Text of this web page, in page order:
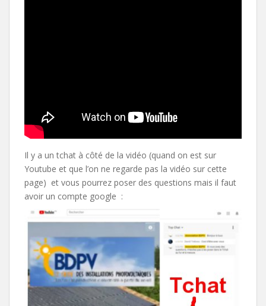
Il y a un tchat à côté de la vidéo (quand on est sur
Youtube et que l’on ne regarde pas la vidéo sur cette
page) et vous pourrez poser des questions mais il faut
avoir un compte google :